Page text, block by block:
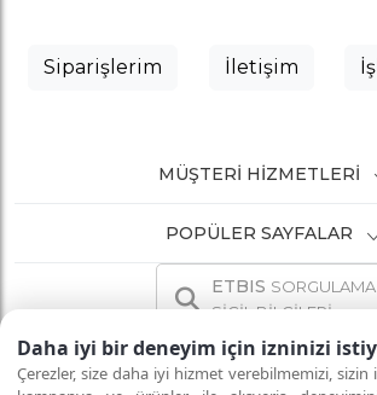
Daha iyi bir deneyim için izninizi
Çerezler, size daha iyi hizmet verebilmemizi, sizin
Siparişlerim İletişim
MÜŞTERI HIZMETLERI
POPÜLER SAYFALAR
ETBIS SORGULAMA
SİCİL BİLGİLERİ